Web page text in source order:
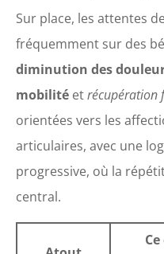
Sur place, les attentes
fréquemment sur des
diminution des
mobilité etrécupération
orientées vers les
articulaires, avec une
progressive, où la
central.